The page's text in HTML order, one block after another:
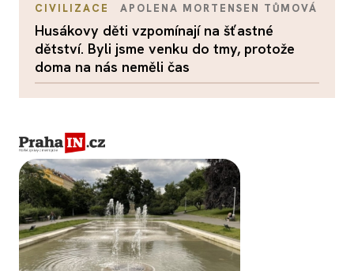
CIVILIZACE APOLENA MORTENSEN TŮMOVÁ
Husákovy děti vzpomínají na šťastné
dětství. Byli jsme venku do tmy, protože
doma na nás neměli čas